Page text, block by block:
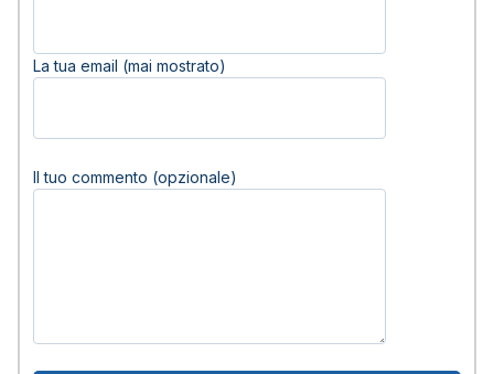
La tua email (mai mostrato)
Il tuo commento (opzionale)